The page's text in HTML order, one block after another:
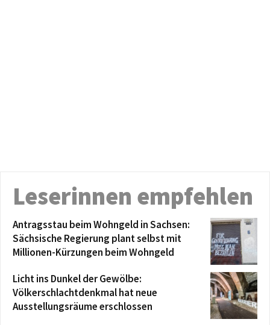
Leserinnen empfehlen
Antragsstau beim Wohngeld in Sachsen:
Sächsische Regierung plant selbst mit
Millionen-Kürzungen beim Wohngeld
Licht ins Dunkel der Gewölbe:
Völkerschlachtdenkmal hat neue
Ausstellungsräume erschlossen